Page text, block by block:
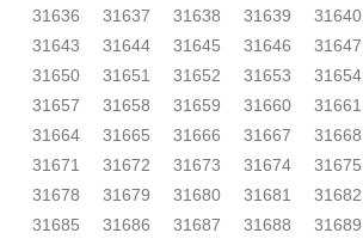
31636
31637 31638 31639 31640
31643
31644 31645 31646 31647
31650
31651 31652 31653 31654
31657
31658 31659 31660 31661
31664
31665 31666 31667 31668
31671
31672 31673 31674 31675
31678
31679 31680 31681 31682
31685
31686 31687 31688 31689